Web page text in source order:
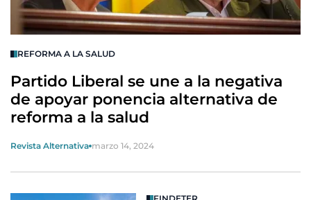
REFORMA A LA SALUD
Partido Liberal se une a la negativa
de apoyar ponencia alternativa de
reforma a la salud
Revista Alternativa marzo 14, 2024